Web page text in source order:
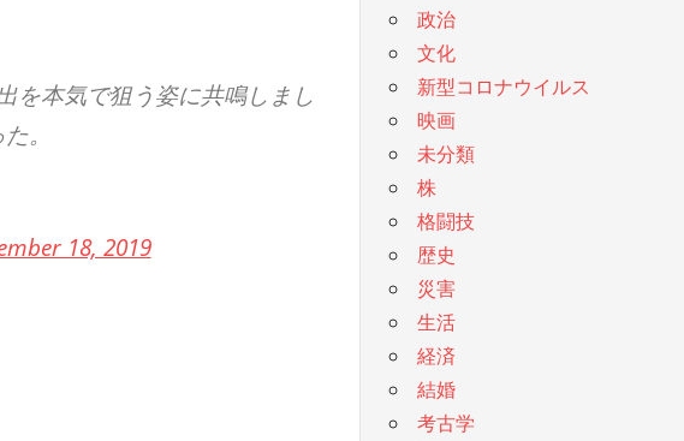
を本気で狙う姿に共鳴しまし
。
18, 2019
政治
文化
新型コロナウイルス
映画
未分類
株
格闘技
歴史
災害
生活
経済
結婚
考古学